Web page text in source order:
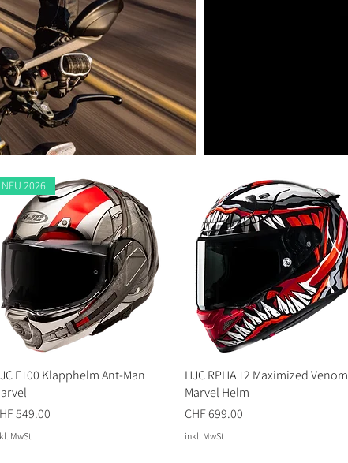
NEU 2026
F100 Klapphelm Ant-Man
549.00
MwSt
HJC RPHA 12 Maximized Venom
Marvel Helm
Preis
CHF 699.00
inkl. MwSt